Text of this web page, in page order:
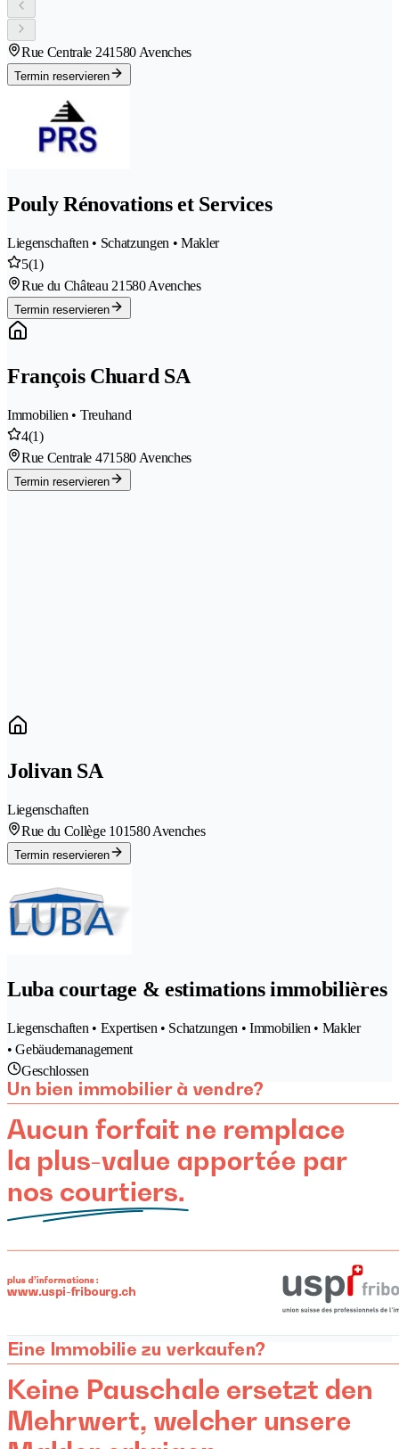
Rue Centrale 241580 Avenches
Termin reservieren
Pouly Rénovations et Services
Liegenschaften • Schatzungen • Makler
5(1)
Rue du Château 21580 Avenches
Termin reservieren
François Chuard SA
Immobilien • Treuhand
4(1)
Rue Centrale 471580 Avenches
Termin reservieren
Jolivan SA
Liegenschaften
Rue du Collège 101580 Avenches
Termin reservieren
Luba courtage & estimations immobilières
Liegenschaften • Expertisen • Schatzungen • Immobilien • Makler
• Gebäudemanagement
Geschlossen